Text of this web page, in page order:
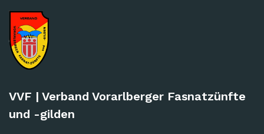
VVF | Verband Vorarlberger Fasnatzünfte
und -gilden